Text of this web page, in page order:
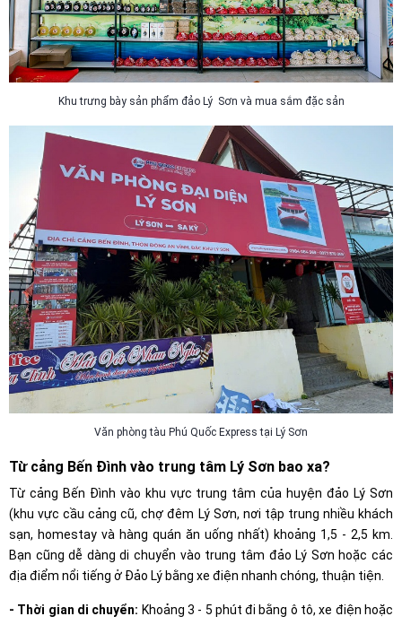
Khu trưng bày sản phẩm đảo Lý Sơn và mua sắm đặc sản
Văn phòng tàu Phú Quốc Express tại Lý Sơn
Từ cảng Bến Đình vào trung tâm Lý Sơn bao xa?
Từ cảng Bến Đình vào khu vực trung tâm của huyện đảo Lý Sơn
(khu vực cầu cảng cũ, chợ đêm Lý Sơn, nơi tập trung nhiều khách
sạn, homestay và hàng quán ăn uống nhất) khoảng 1,5 - 2,5 km.
Bạn cũng dễ dàng di chuyển vào trung tâm đảo Lý Sơn hoặc các
địa điểm nổi tiếng ở Đảo Lý bằng xe điện nhanh chóng, thuận tiện.
- Thời gian di chuyển: Khoảng 3 - 5 phút đi bằng ô tô, xe điện hoặc